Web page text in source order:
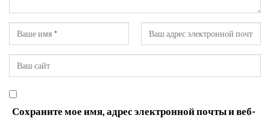
Сохраните мое имя, адрес электронной почты и веб-